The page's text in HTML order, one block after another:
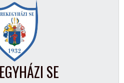
SE